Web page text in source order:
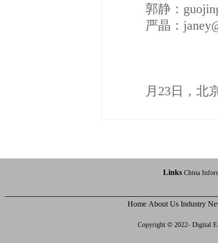
郭静：
严晶：
月23日，北
Links China
Home About Us Industry
Copyright ©2022- Digital